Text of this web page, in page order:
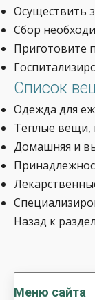
Осуществить
Сбор
Приготовите
Список
Одежда для
Теплые вещи,
Домашняя и
Назад к
Меню сайта